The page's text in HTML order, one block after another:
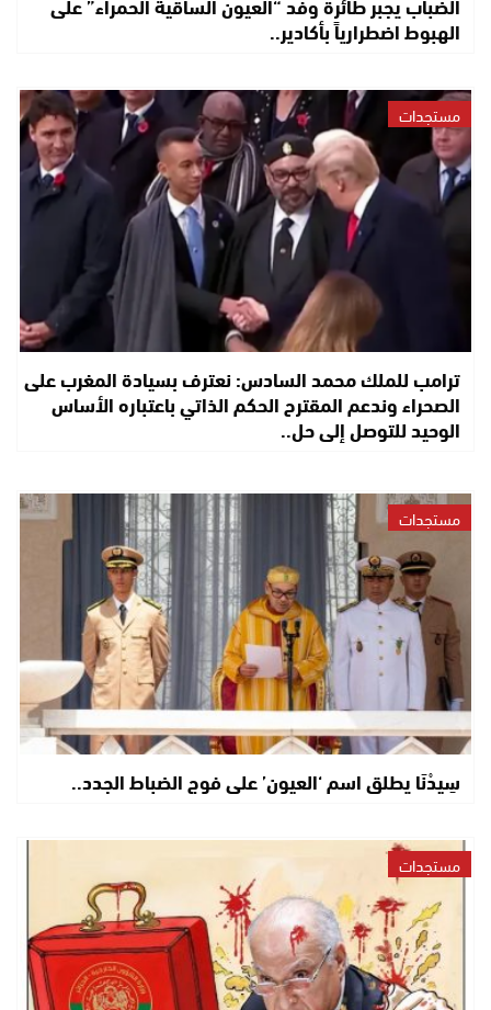
الهبوط اضطرارياً بأكادير..
مستجدات
ترامب للملك محمد السادس: نعترف بسيادة المغرب على
الصحراء وندعم المقترح الحكم الذاتي باعتباره الأساس
الوحيد للتوصل إلى حل..
مستجدات
سِيدْنَا يطلق اسم ‘العيون’ على فوج الضباط الجدد..
مستجدات